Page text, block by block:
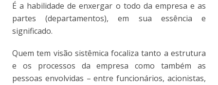
É a habilidade de enxergar o todo da empresa e as
partes (departamentos), em sua essência e
significado.
Quem tem visão sistêmica focaliza tanto a estrutura
e os processos da empresa como também as
pessoas envolvidas – entre funcionários, acionistas,